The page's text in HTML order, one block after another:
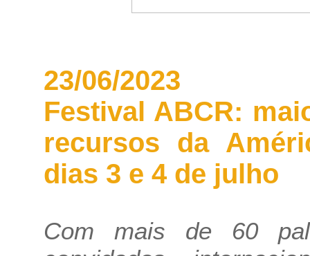
23/06/2023
Festival ABCR:
recursos da
dias 3 e 4 de julho
Com mais de 60